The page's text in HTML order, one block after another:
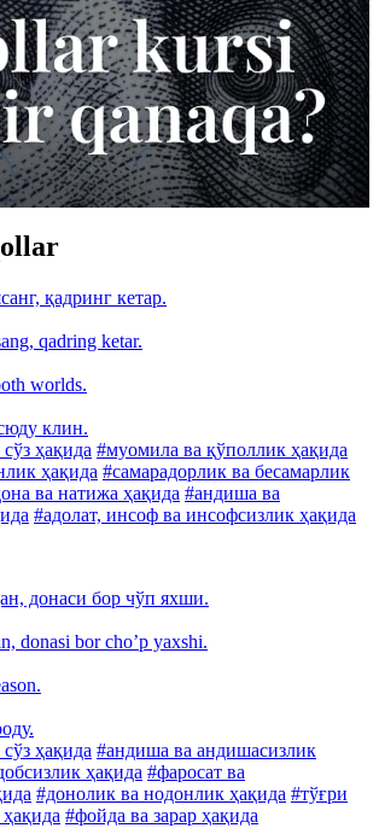
қадринг кетар.
qadring ketar.
worlds.
клин.
ҳақида #муомила ва қўполлик ҳақида
ҳақида #самарадорлик ва бесамарлик
ва натижа ҳақида #андиша ва
#адолат, инсоф ва инсофсизлик ҳақида
донаси бор чўп яхши.
donasi bor choʼp yaxshi.
ҳақида #андиша ва андишасизлик
ҳақида #фаросат ва
#донолик ва нодонлик ҳақида #тўғри
#фойда ва зарар ҳақида